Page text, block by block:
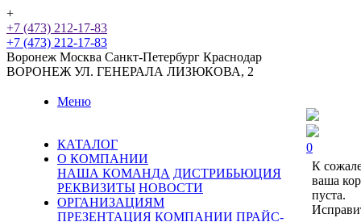
+
+7 (473) 212-17-83
+7 (473) 212-17-83
Воронеж Москва Санкт-Петербург Краснодар
ВОРОНЕЖ УЛ. ГЕНЕРАЛА ЛИЗЮКОВА, 2
Меню
КАТАЛОГ
О КОМПАНИИ
НАША КОМАНДА ДИСТРИБЬЮЦИЯ
РЕКВИЗИТЫ НОВОСТИ
ОРГАНИЗАЦИЯМ
ПРЕЗЕНТАЦИЯ КОМПАНИИ ПРАЙС-
0
К
ваша
пуста.